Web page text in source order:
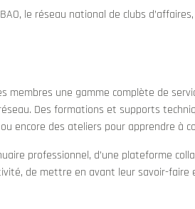
le réseau national de clubs
membres une gamme complète de
Des formations et supports
encore des ateliers pour apprendre à
professionnel, d’une plateforme
de mettre en avant leur savoir-